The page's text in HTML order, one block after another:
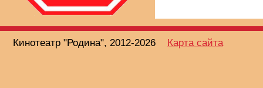
Кинотеатр "Родина", 2012-2026 Карта сайта